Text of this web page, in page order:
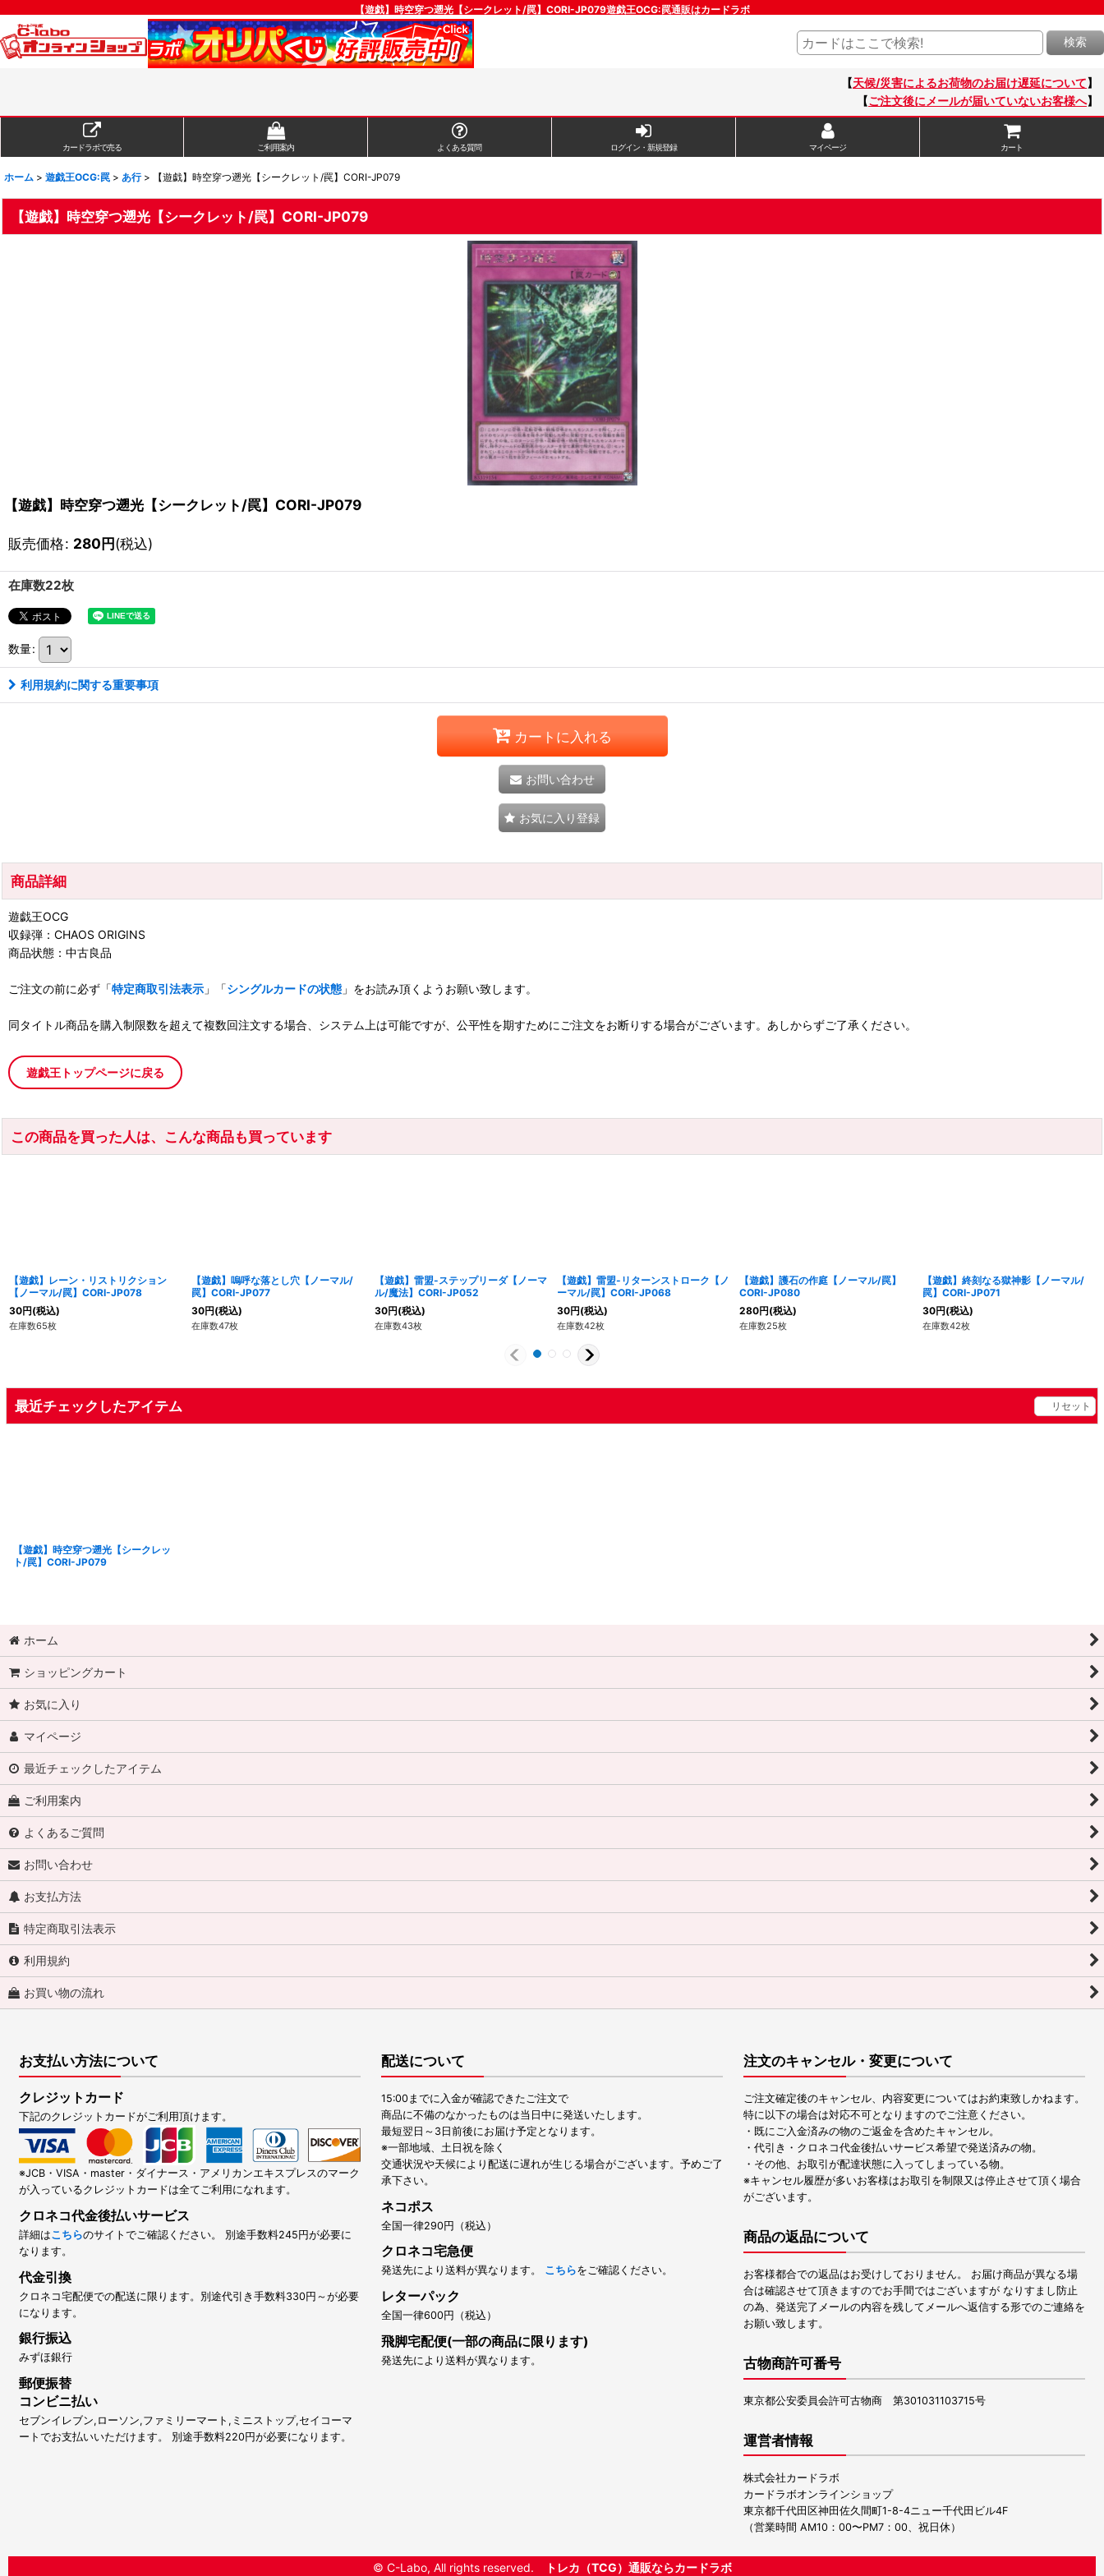
【遊戯】時空穿つ遡光【シークレット/罠】CORI-JP079遊戯王OCG:罠通販はカードラボ
検索
【天候/災害によるお荷物のお届け遅延について】
【ご注文後にメールが届いていないお客様へ】
カードラボで売る ご利用案内 よくある質問 ログイン・新規登録 マイページ カート
ホーム > 遊戯王OCG:罠 > あ行 > 【遊戯】時空穿つ遡光【シークレット/罠】CORI-JP079
【遊戯】時空穿つ遡光【シークレット/罠】CORI-JP079
【遊戯】時空穿つ遡光【シークレット/罠】CORI-JP079
販売価格: 280円(税込)
在庫数22枚
数量:
利用規約に関する重要事項
カートに入れる
お問い合わせ
お気に入り登録
商品詳細
遊戯王OCG
収録弾：CHAOS ORIGINS
商品状態：中古良品
ご注文の前に必ず「特定商取引法表示 」「シングルカードの状態 」をお読み頂くようお願い致します。
同タイトル商品を購入制限数を超えて複数回注文する場合、システム上は可能ですが、公平性を期すためにご注文をお断りする場合がございます。あしからずご了承ください。
遊戯王トップページに戻る
この商品を買った人は、こんな商品も買っています
【遊戯】レーン・リストリクション
【ノーマル/罠】CORI-JP078
30円(税込)
在庫数65枚
【遊戯】嗚呼な落とし穴【ノーマル/
罠】CORI-JP077
30円(税込)
在庫数47枚
【遊戯】雷盟-ステップリーダ【ノーマ
ル/魔法】CORI-JP052
30円(税込)
在庫数43枚
【遊戯】雷盟-リターンストローク【ノ
ーマル/罠】CORI-JP068
30円(税込)
在庫数42枚
【遊戯】護石の作庭【ノーマル/罠】
CORI-JP080
280円(税込)
在庫数25枚
【遊戯】終刻なる獄神影【ノーマル/
罠】CORI-JP071
30円(税込)
在庫数42枚
最近チェックしたアイテム リセット
【遊戯】時空穿つ遡光【シークレッ
ト/罠】CORI-JP079
ホーム
ショッピングカート
お気に入り
マイページ
最近チェックしたアイテム
ご利用案内
よくあるご質問
お問い合わせ
お支払方法
特定商取引法表示
利用規約
お買い物の流れ
お支払い方法について
クレジットカード
下記のクレジットカードがご利用頂けます。
※JCB・VISA・master・ダイナース・アメリカンエキスプレスのマーク
が入っているクレジットカードは全てご利用になれます。
クロネコ代金後払いサービス
詳細はこちらのサイトでご確認ください。 別途手数料245円が必要に
なります。
代金引換
クロネコ宅配便での配送に限ります。別途代引き手数料330円～が必要
になります。
銀行振込
みずほ銀行
郵便振替
コンビニ払い
セブンイレブン,ローソン,ファミリーマート,ミニストップ,セイコーマ
ートでお支払いいただけます。 別途手数料220円が必要になります。
配送について
15:00までに入金が確認できたご注文で
商品に不備のなかったものは当日中に発送いたします。
最短翌日～3日前後にお届け予定となります。
※一部地域、土日祝を除く
交通状況や天候により配送に遅れが生じる場合がございます。予めご了
承下さい。
ネコポス
全国一律290円（税込）
クロネコ宅急便
発送先により送料が異なります。 こちらをご確認ください。
レターパック
全国一律600円（税込）
飛脚宅配便(一部の商品に限ります)
発送先により送料が異なります。
注文のキャンセル・変更について
ご注文確定後のキャンセル、内容変更についてはお約束致しかねます。
特に以下の場合は対応不可となりますのでご注意ください。
・既にご入金済みの物のご返金を含めたキャンセル。
・代引き・クロネコ代金後払いサービス希望で発送済みの物。
・その他、お取引が配達状態に入ってしまっている物。
※キャンセル履歴が多いお客様はお取引を制限又は停止させて頂く場合
がございます。
商品の返品について
お客様都合での返品はお受けしておりません。 お届け商品が異なる場
合は確認させて頂きますのでお手間ではございますが なりすまし防止
の為、発送完了メールの内容を残してメールへ返信する形でのご連絡を
お願い致します。
古物商許可番号
東京都公安委員会許可古物商 第301031103715号
運営者情報
株式会社カードラボ
カードラボオンラインショップ
東京都千代田区神田佐久間町1-8-4ニュー千代田ビル4F
（営業時間 AM10：00〜PM7：00、祝日休）
© C-Labo, All rights reserved. トレカ（TCG）通販ならカードラボ